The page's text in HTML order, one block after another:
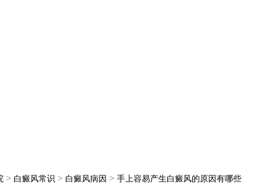
> 白癜风常识 > 白癜风病因 > 手上容易产生白癜风的原因有哪些